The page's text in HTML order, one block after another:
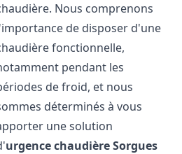
Nous comprenons
de disposer d'une
fonctionnelle,
pendant les
de froid, et nous
déterminés à vous
une solution
urgence chaudièreSorgues